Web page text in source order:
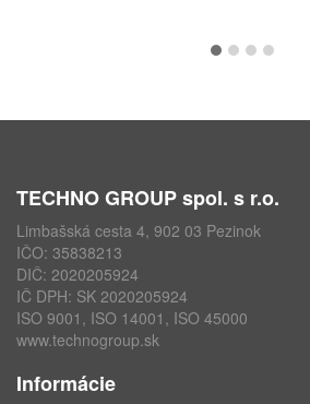
TECHNO GROUP spol. s r.o.
Limbašská cesta 4, 902 03 Pezinok
IČO: 35838213
DIČ: 2020205924
IČ DPH: SK 2020205924
ISO 9001, ISO 14001, ISO 45000
www.technogroup.sk
Informácie